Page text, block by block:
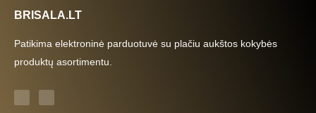
BRISALA.LT
Patikima elektroninė parduotuvė su plačiu aukštos kokybės
produktų asortimentu.
F
c
I
s